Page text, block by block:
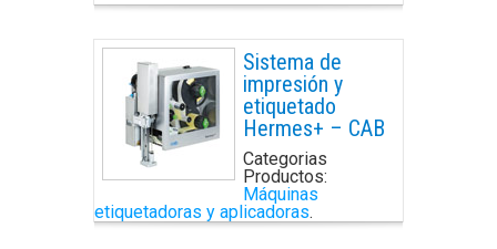
Sistema de
impresión y
etiquetado
Hermes+ – CAB
Categorias
Productos:
Máquinas
etiquetadoras y aplicadoras.